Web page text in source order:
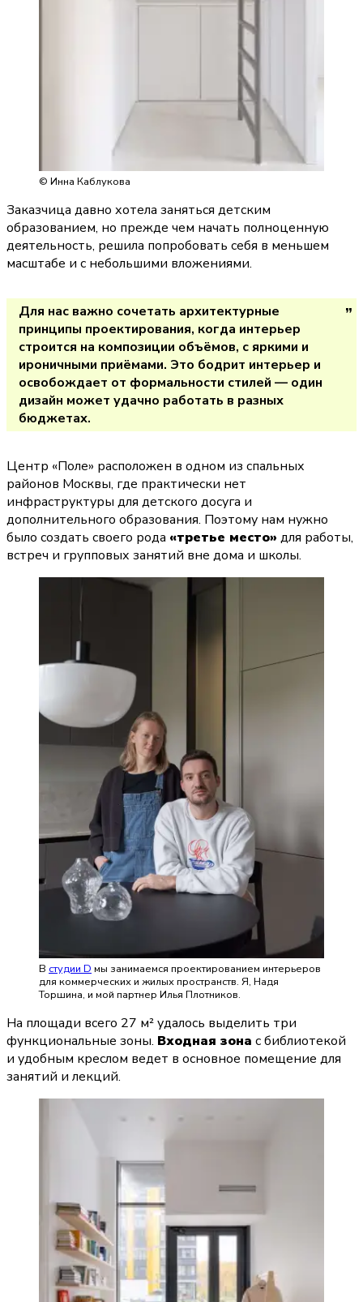
© Инна Каблукова
Заказчица давно хотела заняться детским
образованием, но прежде чем начать полноценную
деятельность, решила попробовать себя в меньшем
масштабе и с небольшими вложениями.
Для нас важно сочетать архитектурные
принципы проектирования, когда интерьер
строится на композиции объёмов, с яркими и
ироничными приёмами. Это бодрит интерьер и
освобождает от формальности стилей — один
дизайн может удачно работать в разных
бюджетах.
Центр «Поле» расположен в одном из спальных
районов Москвы, где практически нет
инфраструктуры для детского досуга и
дополнительного образования. Поэтому нам нужно
было создать своего рода «третье место» для работы,
встреч и групповых занятий вне дома и школы.
В студии D мы занимаемся проектированием интерьеров
для коммерческих и жилых пространств. Я, Надя
Торшина, и мой партнер Илья Плотников.
На площади всего 27 м² удалось выделить три
функциональные зоны. Входная зона с библиотекой
и удобным креслом ведет в основное помещение для
занятий и лекций.